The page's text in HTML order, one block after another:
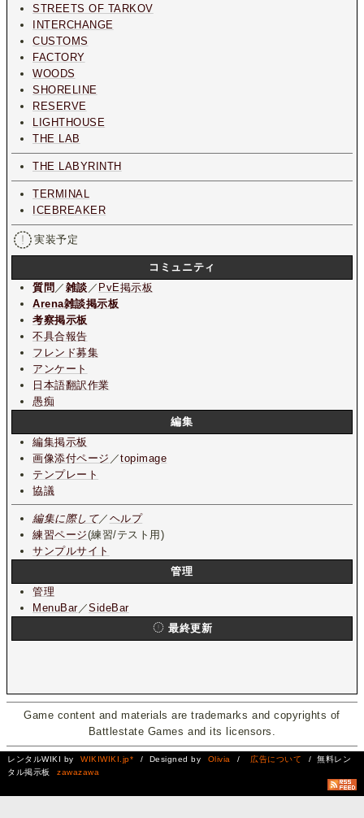
STREETS OF TARKOV
INTERCHANGE
CUSTOMS
FACTORY
WOODS
SHORELINE
RESERVE
LIGHTHOUSE
THE LAB
THE LABYRINTH
TERMINAL
ICEBREAKER
実装予定
コミュニティ
質問 ／ 雑談 ／ PvE掲示板
Arena雑談掲示板
考察掲示板
不具合報告
フレンド募集
アンケート
日本語翻訳作業
愚痴
編集
編集掲示板
画像添付ページ ／topimage
テンプレート
協議
編集に際して／ ヘルプ
練習ページ(練習/テスト用)
サンプルサイト
管理
管理
MenuBar／SideBar
最終更新
Game content and materials are trademarks and copyrights of
Battlestate Games and its licensors.
レンタルWIKI by WIKIWIKI.jp* / Designed by Olivia / 広告について
/ 無料レン
タル掲示板
zawazawa